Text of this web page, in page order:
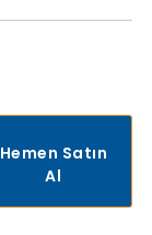
Hemen Satın
Al